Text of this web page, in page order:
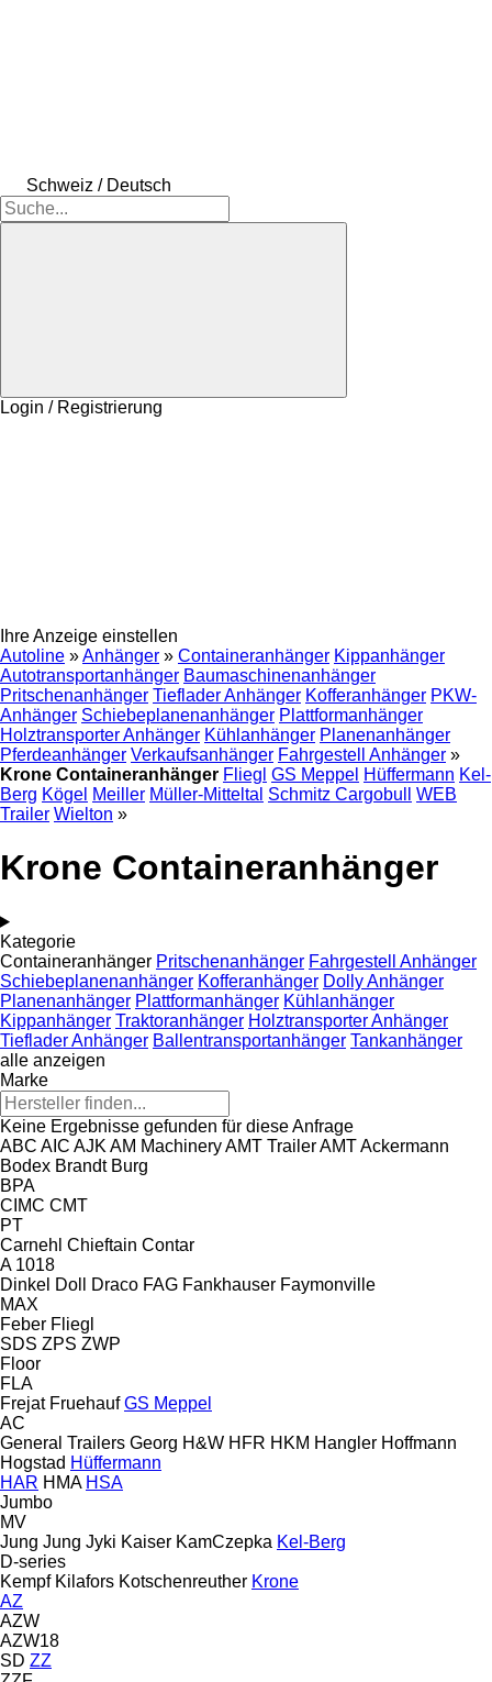
Schweiz / Deutsch
Login / Registrierung
Ihre Anzeige einstellen
Autoline »Anhänger » Containeranhänger Kippanhänger
Autotransportanhänger Baumaschinenanhänger
Pritschenanhänger Tieflader Anhänger Kofferanhänger PKW-
Anhänger Schiebeplanenanhänger Plattformanhänger
Holztransporter Anhänger Kühlanhänger Planenanhänger
Pferdeanhänger Verkaufsanhänger Fahrgestell Anhänger »
Krone Containeranhänger Fliegl GS Meppel Hüffermann Kel-
Berg Kögel Meiller Müller-Mitteltal Schmitz Cargobull
WEB
Trailer Wielton »
Krone Containeranhänger
Kategorie
Containeranhänger Pritschenanhänger Fahrgestell Anhänger
Schiebeplanenanhänger Kofferanhänger Dolly Anhänger
Planenanhänger Plattformanhänger Kühlanhänger
Kippanhänger Traktoranhänger Holztransporter Anhänger
Tieflader Anhänger Ballentransportanhänger Tankanhänger
alle anzeigen
Marke
Keine Ergebnisse gefunden für diese Anfrage
ABC AIC AJK AM MachineryAMT TrailerAMTAckermann
Bodex Brandt Burg
BPA
CIMC CMT
PT
Carnehl Chieftain Contar
A 1018
Dinkel Doll Draco FAG Fankhauser Faymonville
MAX
Feber Fliegl
SDS ZPS ZWP
Floor
FLA
Frejat Fruehauf GS Meppel
AC
General Trailers Georg H&W HFR HKM Hangler Hoffmann
Hogstad Hüffermann
HAR HMA HSA
Jumbo
MV
Jung Jung Jyki Kaiser KamCzepka Kel-Berg
D-series
Kempf Kilafors Kotschenreuther Krone
AZ
AZW
AZW18
SD ZZ